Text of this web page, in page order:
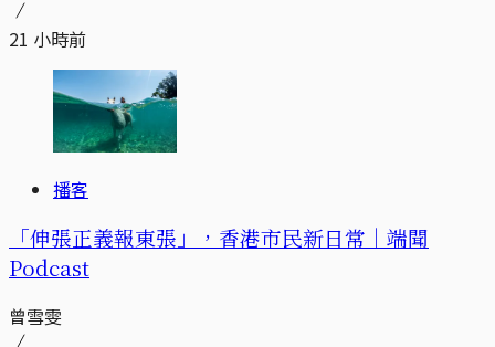
21 小時前
播客
「伸張正義報東張」，香港市民新日常｜端聞
Podcast
曾雪雯